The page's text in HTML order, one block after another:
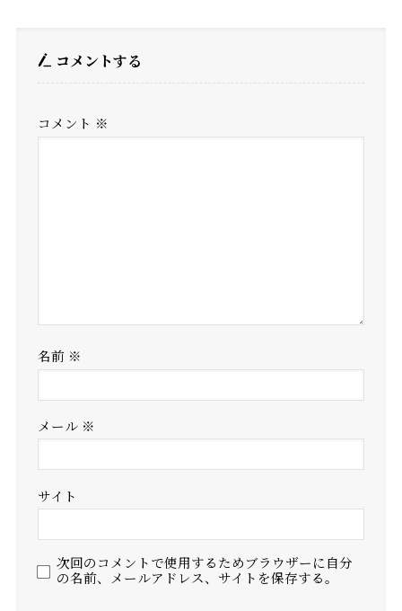
コメントする
コメント ※
名前 ※
メール ※
サイト
次回のコメントで使用するためブラウザーに自分
の名前、メールアドレス、サイトを保存する。